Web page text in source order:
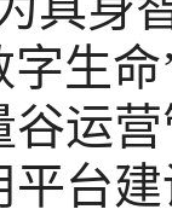
字生
谷运
台